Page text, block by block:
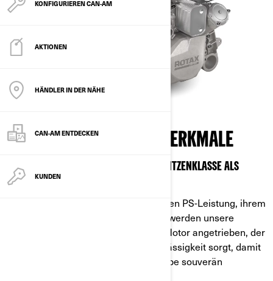
KONFIGURIEREN CAN-AM
AKTIONEN
HÄNDLER IN DER NÄHE
CAN-AM ENTDECKEN
KUNDEN
BRANCHENFÜHRENDE MERKMALE
ROTAX® MOTORENTECHNOLOGIE DER SPITZENKLASSE ALS
HERZSTÜCK.
Mit ihrer in diesem Segment führenden PS-Leistung, ihrem
Drehmoment und ihrer Anhängelast werden unsere
Fahrzeuge vom legendären Rotax® Motor angetrieben, der
für unübertroffene Power und Zuverlässigkeit sorgt, damit
Sie jede Herausforderung und Aufgabe souverän